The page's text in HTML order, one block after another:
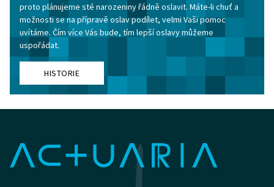
proto plánujeme sté narozeniny řádně oslavit. Máte-li chuť a
možnosti se na přípravě oslav podílet, velmi Vaši pomoc
uvítáme. Čím více Vás bude, tím lepší oslavy můžeme
uspořádat.
HISTORIE